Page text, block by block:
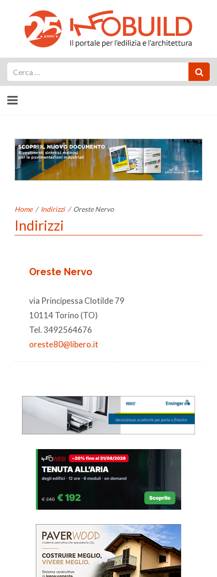
Home / Indirizzi / Oreste Nervo
Indirizzi
Oreste Nervo
via Principessa Clotilde 79
10114 Torino (TO)
Tel. 3492564676
oreste80@libero.it